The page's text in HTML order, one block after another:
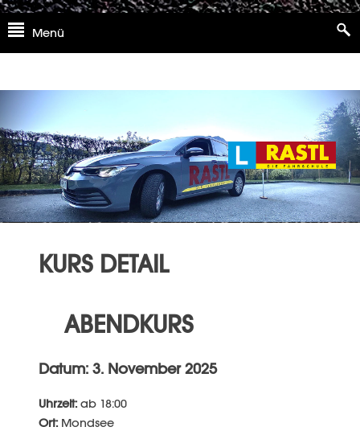
Skip
to
Menü
KURS DETAIL
ABENDKURS
Datum: 3. November 2025
Uhrzeit: ab 18:00
Ort: Mondsee